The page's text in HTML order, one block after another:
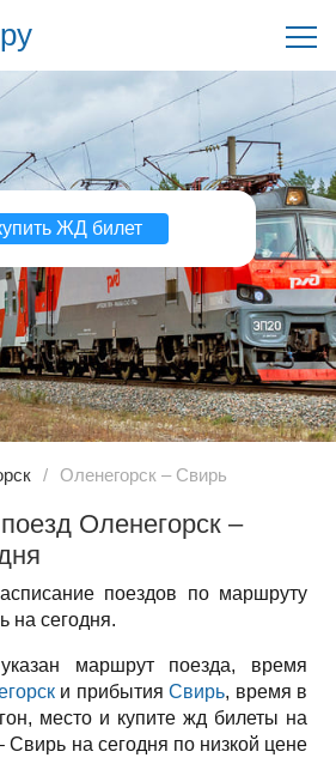
ЖД билет
Оленегорск – Свирь
Оленегорск –
поездов по маршруту
на сегодня.
маршрут поезда, время
и прибытия Свирь, время в
место и купите жд билеты на
Свирь на сегодня по низкой цене